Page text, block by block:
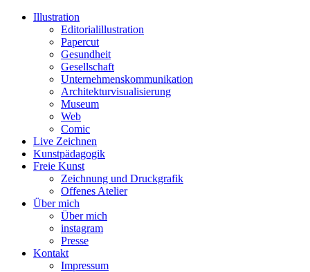
Illustration
Editorialillustration
Papercut
Gesundheit
Gesellschaft
Unternehmenskommunikation
Architekturvisualisierung
Museum
Web
Comic
Live Zeichnen
Kunstpädagogik
Freie Kunst
Zeichnung und Druckgrafik
Offenes Atelier
Über mich
Über mich
instagram
Presse
Kontakt
Impressum